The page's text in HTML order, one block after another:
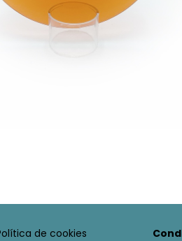
de cookies